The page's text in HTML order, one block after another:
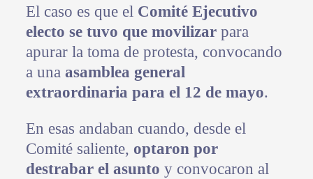
El caso es que el Comité Ejecutivo
electo se tuvo que movilizarpara
apurar la toma de protesta, convocando
a una asamblea general
extraordinaria para el 12 de mayo.
En esas andaban cuando, desde el
Comité saliente, optaron por
destrabar el asunto y convocaron al